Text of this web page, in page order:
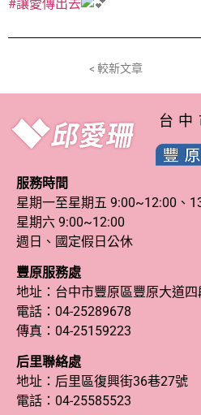
#讓愛傳出去
< 較新文章
台中
服務時間
星期一至星期五 9:00~12:00、
星期六 9:00~12:00
週日、國定假日公休
豐原服務處
地址：台中市豐原區豐原大道
電話： 04-25289678
傳真：04-25159223
后里聯絡處
地址：后里區復興街36巷27號
電話： 04-25585523